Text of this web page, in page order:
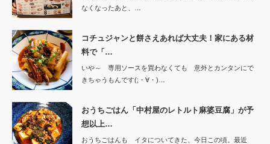
なくなったあと、…
コチュジャンと餅さえあれば大丈夫！家にある材
料で「…
いや～ 専用ソースを買わなくても 意外とカンタンにで
きちゃうもんです(;・∀・)…
おうちごはん「中村屋のレトルト麻婆豆腐」が予
想以上…
おうちごはんも イタについてきた、今日この頃。最近